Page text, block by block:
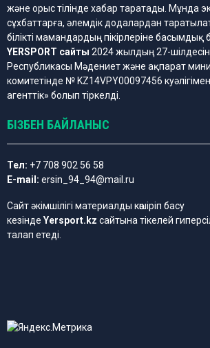
және орыс тілінде хабар таратады. Мұнда
сұхбаттарға, әлемдік додалардан
білікті мамандардың пікірлеріне басымдық
YERSPORT сайты 2024 жылдың 27-
Республикасы Мәдениет және ақпарат
комитетінде № KZ14VPY00097456
агенттік» болып тіркелді.
БІЗБЕН БАЙЛАНЫС
Тел: +7 708 902 56 58
E-mail: ersin_94_94@mail.ru
Сайт әкімшілігі материалды көшіріп басу
кезінде Yersport.kz сайтына тікелей
талап етеді.